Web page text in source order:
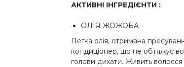
АКТИВНІ ІНГРЕДІЄНТИ :
ОЛІЯ ЖОЖОБА
Легка олія, отримана
кондиціонер, що не обтяжує
голови дихати. Живить